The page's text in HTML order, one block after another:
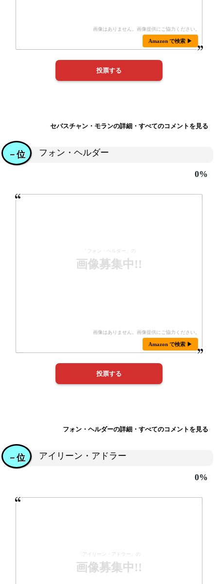
Amazon で検索 ▶
セバスチャン・モランの詳細・すべてのコメントを見る
フォン・ヘルダー
－位
0%
「フォン・ヘルダー」の
画像募集中!!
Amazon で検索 ▶
フォン・ヘルダーの詳細・すべてのコメントを見る
アイリーン・アドラー
－位
0%
「アイリーン・アドラー」の
画像募集中!!